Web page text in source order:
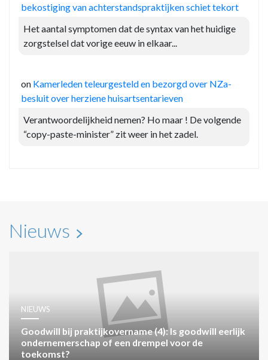
bekostiging van achterstandspraktijken schiet tekort
Het aantal symptomen dat de syntax van het huidige
zorgstelsel dat vorige eeuw in elkaar...
on Kamerleden teleurgesteld en bezorgd over NZa-
besluit over herziene huisartsentarieven
Verantwoordelijkheid nemen? Ho maar ! De volgende
“copy-paste-minister” zit weer in het zadel.
Nieuws
NIEUWS
Goodwill bij praktijkovername (4): Is goodwill eerlijk
ondernemerschap of een drempel voor de
toekomst?